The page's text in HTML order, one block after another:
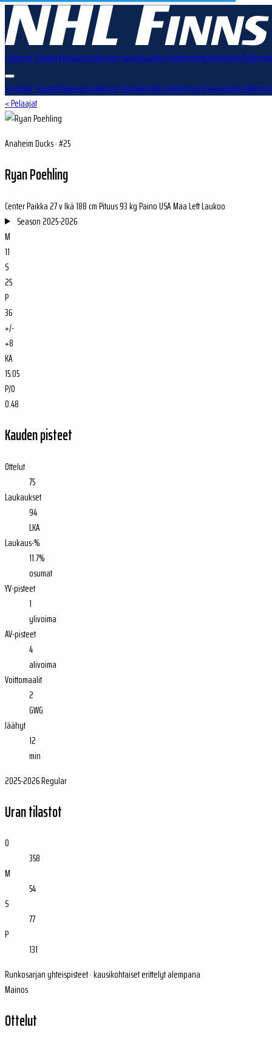
TuloksetTilastotPelaajatJoukkueetSarjataulukkoPudotuspelitVarauksetPalkinnot
TuloksetTilastotPelaajatJoukkueetSarjataulukkoPudotuspelitVarauksetPalkinnot
< Pelaajat
Anaheim Ducks · #25
Ryan Poehling
CenterPaikka27 vIkä188 cmPituus93 kgPainoUSAMaaLeftLaukoo
Season2025-2026
M
11
S
25
P
36
+/-
+8
KA
15:05
P/O
0.48
Kauden pisteet
Ottelut
75
Laukaukset
94
LKA
Laukaus-%
11.7%
osumat
YV-pisteet
1
ylivoima
AV-pisteet
4
alivoima
Voittomaalit
2
GWG
Jäähyt
12
min
2025-2026 Regular
Uran tilastot
O
358
M
54
S
77
P
131
Runkosarjan yhteispisteet · kausikohtaiset erittelyt alempana
Mainos
Ottelut